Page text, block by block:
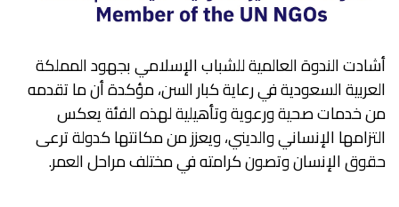
أشادت الندوة العالمية للشباب الإسلامي بجهود المملكة
العربية السعودية في رعاية كبار السن، مؤكدة أن ما تقدمه
من خدمات صحية ورعوية وتأهيلية لهذه الفئة يعكس
التزامها الإنساني والديني، ويعزز من مكانتها كدولة ترعى
حقوق الإنسان وتصون كرامته في مختلف مراحل العمر.